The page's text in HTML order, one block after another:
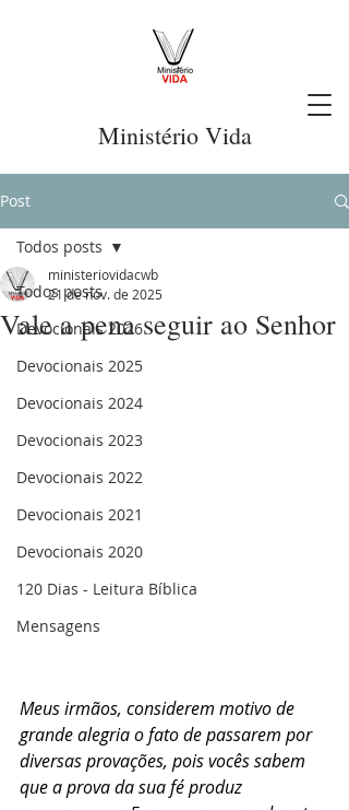
Ministério Vida
Post
Todos posts
Devocionais 2026
Devocionais 2025
Devocionais 2024
Devocionais 2023
Devocionais 2022
Devocionais 2021
Devocionais 2020
120 Dias - Leitura Bíblica
Mensagens
Todos posts
Vale a pena seguir ao Senhor
ministeriovidacwb
21 de nov. de 2025
Meus irmãos, considerem motivo de
grande alegria o fato de passarem por
diversas provações, pois vocês sabem
que a prova da sua fé produz